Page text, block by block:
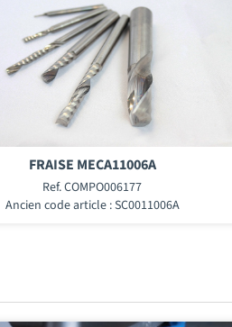
FRAISE MECA11006A
Ref. COMPO006177
Ancien code article : SC0011006A